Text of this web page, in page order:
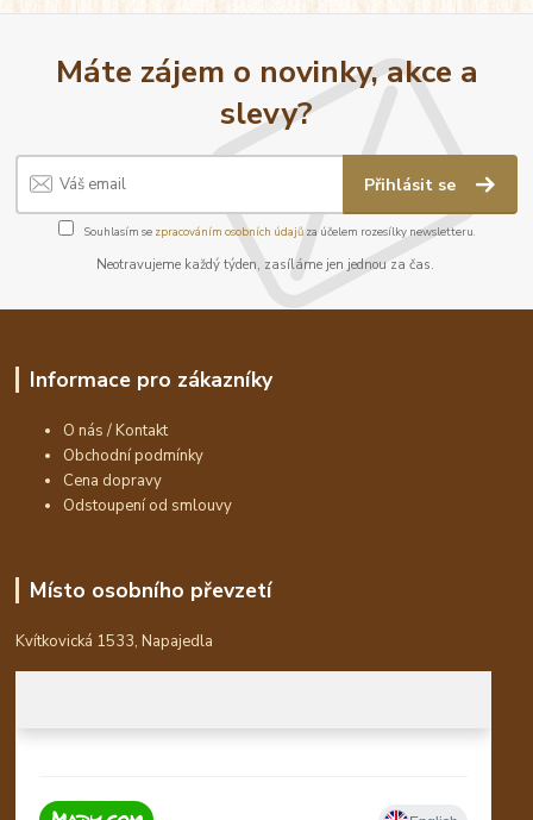
Máte zájem o novinky, akce a
slevy?
Přihlásit se
Souhlasím se zpracováním osobních údajůza účelem rozesílky newsletteru.
Neotravujeme každý týden, zasíláme jen jednou za čas.
Informace pro zákazníky
O nás / Kontakt
Obchodní podmínky
Cena dopravy
Odstoupení od smlouvy
Místo osobního převzetí
Kvítkovická 1533, Napajedla